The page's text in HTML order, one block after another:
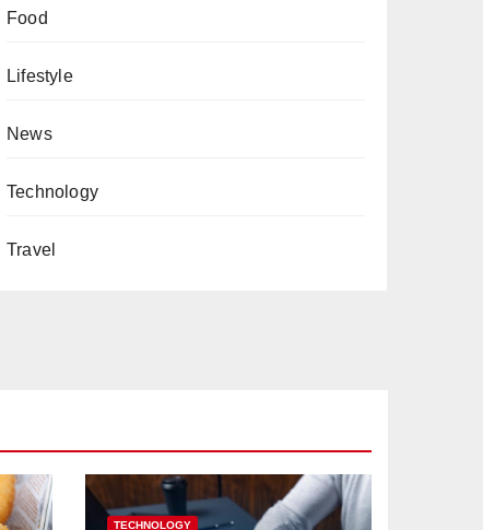
Food
Lifestyle
News
Technology
Travel
TECHNOLOGY